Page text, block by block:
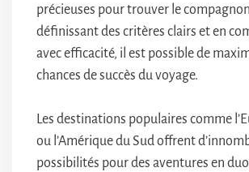
précieuses pour trouver le
définissant des critères clairs et en
avec efficacité, il est possible de
chances de succès du voyage.
Les destinations populaires comme
ou l’Amérique du Sud offrent
possibilités pour des aventures en